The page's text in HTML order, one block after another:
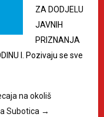
ZA DODJELU
JAVNIH
PRIZNANJA
I. Pozivaju se sve
na okoliš
Subotica →